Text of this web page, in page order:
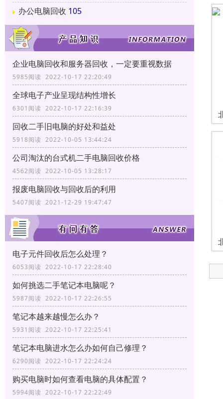
办公电脑回收 105
企业电脑回收和服务器回收，一定要重视数据
5985阅读 2022-10-17 22:20:49
全球电子产业呈现结构性增长
6301阅读 2022-10-17 22:16:39
回收二手旧电脑的好处和益处
5918阅读 2022-10-05 13:44:24
公司淘汰的台式机二手电脑回收价格
4562阅读 2022-10-05 13:28:17
报废电脑回收与回收后的利用
5407阅读 2021-12-29 19:47:47
电子元件回收后怎么处理？
6053阅读 2022-10-17 22:28:40
如何挑选二手笔记本电脑呢？
5987阅读 2022-10-17 22:26:55
笔记本越来越慢怎么办？
5931阅读 2022-10-17 22:25:41
笔记本电脑进水怎么办如何自己修理？
6290阅读 2022-10-17 22:24:24
购买电脑时如何查看电脑的具体配置？
5994阅读 2022-10-17 22:22:49